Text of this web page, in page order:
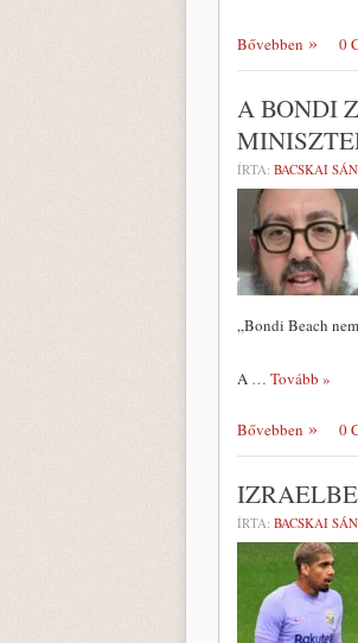
Bővebben 0
A BONDI
ÍRTA: BACSKAI
„Bondi Beach
A … Tovább »
Bővebben 0
ÍRTA: BACSKAI